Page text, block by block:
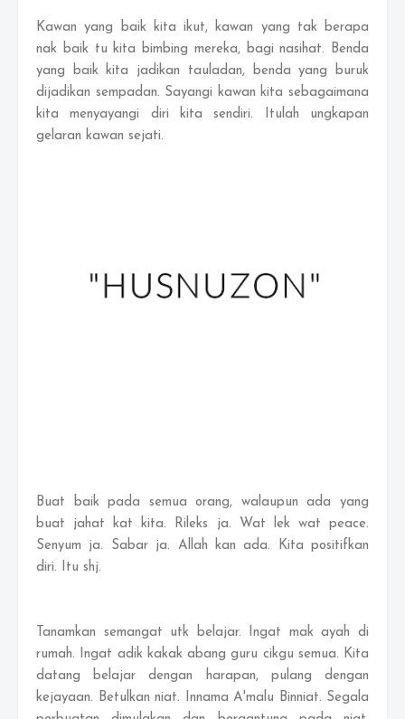
Kawan yang baik kita ikut, kawan yang tak berapa
nak baik tu kita bimbing mereka, bagi nasihat. Benda
yang baik kita jadikan tauladan, benda yang buruk
dijadikan sempadan. Sayangi kawan kita sebagaimana
kita menyayangi diri kita sendiri. Itulah ungkapan
gelaran kawan sejati.
Buat baik pada semua orang, walaupun ada yang
buat jahat kat kita. Rileks ja. Wat lek wat peace.
Senyum ja. Sabar ja. Allah kan ada. Kita positifkan
diri. Itu shj.
Tanamkan semangat utk belajar. Ingat mak ayah di
rumah. Ingat adik kakak abang guru cikgu semua. Kita
datang belajar dengan harapan, pulang dengan
kejayaan. Betulkan niat. Innama A'malu Binniat. Segala